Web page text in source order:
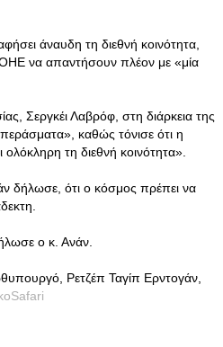
άναυδη τη διεθνή κοινότητα,
ΟΗΕ να απαντήσουν πλέον με «μία
Σεργκέι Λαβρόφ, στη διάρκεια της
καθώς τόνισε ότι η
τη διεθνή κοινότητα».
δήλωσε, ότι ο κόσμος πρέπει να
ο κ. Ανάν.
Ρετζέπ Ταγίπ Ερντογάν,